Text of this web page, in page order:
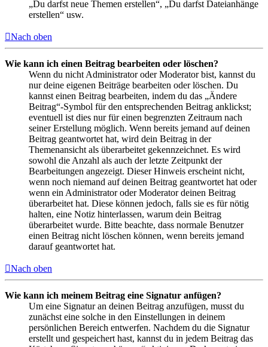
„Du darfst neue Themen erstellen“, „Du darfst Dateianhänge
erstellen“ usw.
Nach oben
Wie kann ich einen Beitrag bearbeiten oder löschen?
Wenn du nicht Administrator oder Moderator bist, kannst du
nur deine eigenen Beiträge bearbeiten oder löschen. Du
kannst einen Beitrag bearbeiten, indem du das „Ändere
Beitrag“-Symbol für den entsprechenden Beitrag anklickst;
eventuell ist dies nur für einen begrenzten Zeitraum nach
seiner Erstellung möglich. Wenn bereits jemand auf deinen
Beitrag geantwortet hat, wird dein Beitrag in der
Themenansicht als überarbeitet gekennzeichnet. Es wird
sowohl die Anzahl als auch der letzte Zeitpunkt der
Bearbeitungen angezeigt. Dieser Hinweis erscheint nicht,
wenn noch niemand auf deinen Beitrag geantwortet hat oder
wenn ein Administrator oder Moderator deinen Beitrag
überarbeitet hat. Diese können jedoch, falls sie es für nötig
halten, eine Notiz hinterlassen, warum dein Beitrag
überarbeitet wurde. Bitte beachte, dass normale Benutzer
einen Beitrag nicht löschen können, wenn bereits jemand
darauf geantwortet hat.
Nach oben
Wie kann ich meinem Beitrag eine Signatur anfügen?
Um eine Signatur an deinen Beitrag anzufügen, musst du
zunächst eine solche in den Einstellungen in deinem
persönlichen Bereich entwerfen. Nachdem du die Signatur
erstellt und gespeichert hast, kannst du in jedem Beitrag das